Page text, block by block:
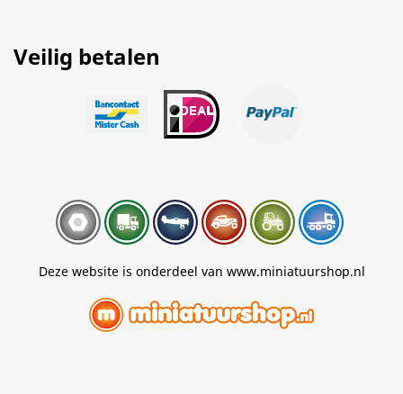
Veilig betalen
Deze website is onderdeel van www.miniatuurshop.nl